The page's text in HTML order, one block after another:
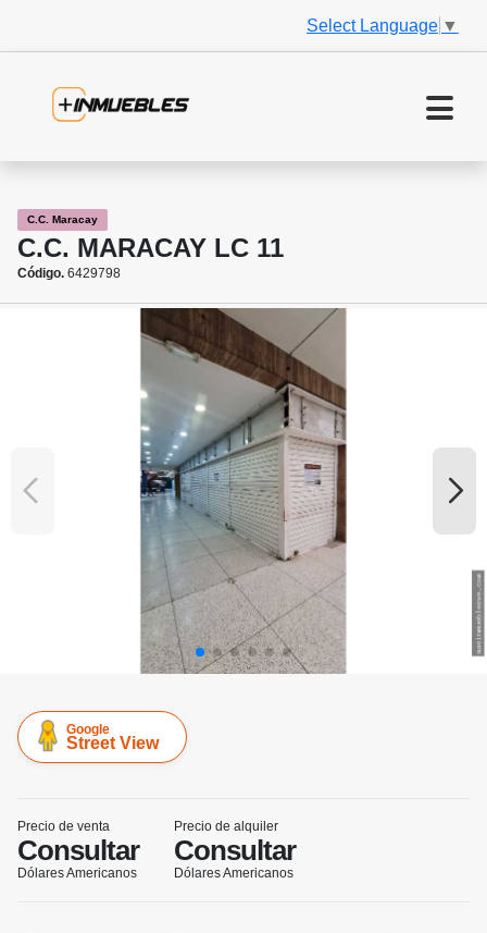
Select Language ▼
C.C. Maracay
C.C. MARACAY LC 11
Código. 6429798
Google
Street View
Precio de venta
Consultar
Dólares Americanos
Precio de alquiler
Consultar
Dólares Americanos